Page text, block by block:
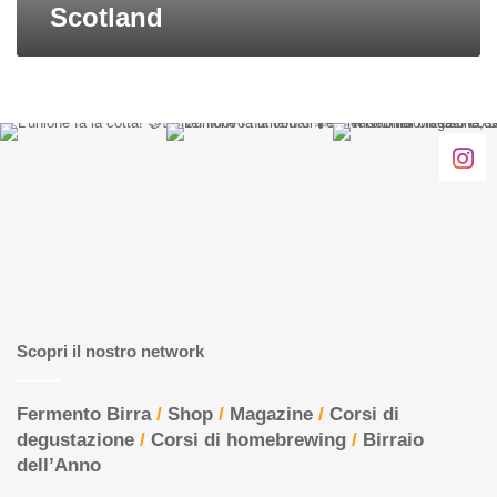
Scotland
Scopri il nostro network
Fermento Birra/ Shop / Magazine / Corsi di
degustazione / Corsi di homebrewing / Birraio
dell’Anno